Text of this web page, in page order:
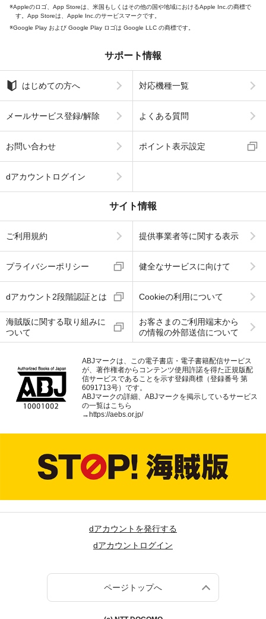
Appleのロゴ、App Storeは、米国もしくはその他の国や地域におけるApple Inc.の商標で
す。App Storeは、Apple Inc.のサービスマークです。
Google Play および Google Play ロゴは Google LLC の商標です。
サポート情報
はじめての方へ 対応機種一覧
メールサービス登録/解除 よくある質問
お問い合わせ ポイント表示設定
dアカウントログイン
サイト情報
ご利用規約 提供事業者等に関する表示
プライバシーポリシー 健全なサービスに向けて
dアカウント2段階認証とは Cookieの利用について
海賊版に関する取り組みに
ついて
お客さまのご利用端末から
の情報の外部送信について
ABJマークは、この電子書店・電子書籍配信サービス
が、著作権者からコンテンツ使用許諾を得た正規版配
信サービスであることを示す登録商標（登録番号 第
6091713号）です。
ABJマークの詳細、ABJマークを掲示しているサービス
の一覧はこちら
→ https://aebs.or.jp/
dアカウントを発行する
dアカウントログイン
ページトップへ